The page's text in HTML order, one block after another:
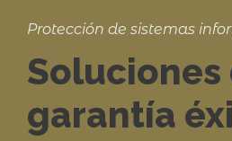
Protección de sistemas
Soluciones
garantía